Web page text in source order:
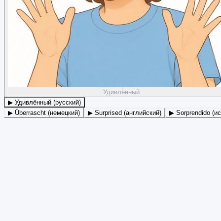
Удивлённый
▶ Удивлённый (русский)
▶ Überrascht (немецкий)
▶ Surprised (английский) ▶ Sorprendido